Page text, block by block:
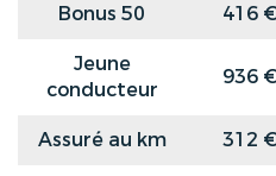
Bonus 50
416
Jeune
conducteur
936
Assuré au km 312